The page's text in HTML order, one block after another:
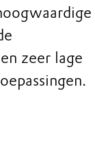
zeer lage